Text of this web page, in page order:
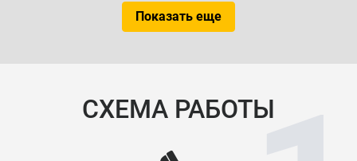
Показать еще
СХЕМА РАБОТЫ